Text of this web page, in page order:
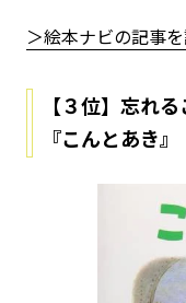
＞絵本ナビの記事
【３位】忘れ
『こんとあき』